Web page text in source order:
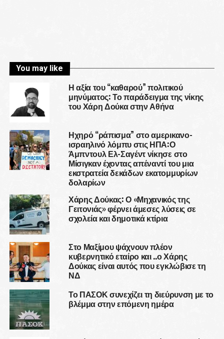
You may like
Η αξία του “καθαρού” πολιτικού
μηνύματος: Το παράδειγμα της νίκης
του Χάρη Δούκα στην Αθήνα
Ηχηρό “ράπισμα” στο αμερικανο-
ισραηλινό λόμπυ στις ΗΠΑ:Ο
Άμπντουλ Ελ-Σαγέντ νίκησε στο
Μίσιγκαν έχοντας απέναντί του μια
εκστρατεία δεκάδων εκατομμυρίων
δολαρίων
Χάρης Δούκας: Ο «Μηχανικός της
Γειτονιάς» φέρνει άμεσες λύσεις σε
σχολεία και δημοτικά κτίρια
Στο Μαξίμου ψάχνουν πλέον
κυβερνητικό εταίρο και ..ο Χάρης
Δούκας είναι αυτός που εγκλώβισε τη
ΝΔ
Το ΠΑΣΟΚ συνεχίζει τη διεύρυνση με το
βλέμμα στην επόμενη ημέρα